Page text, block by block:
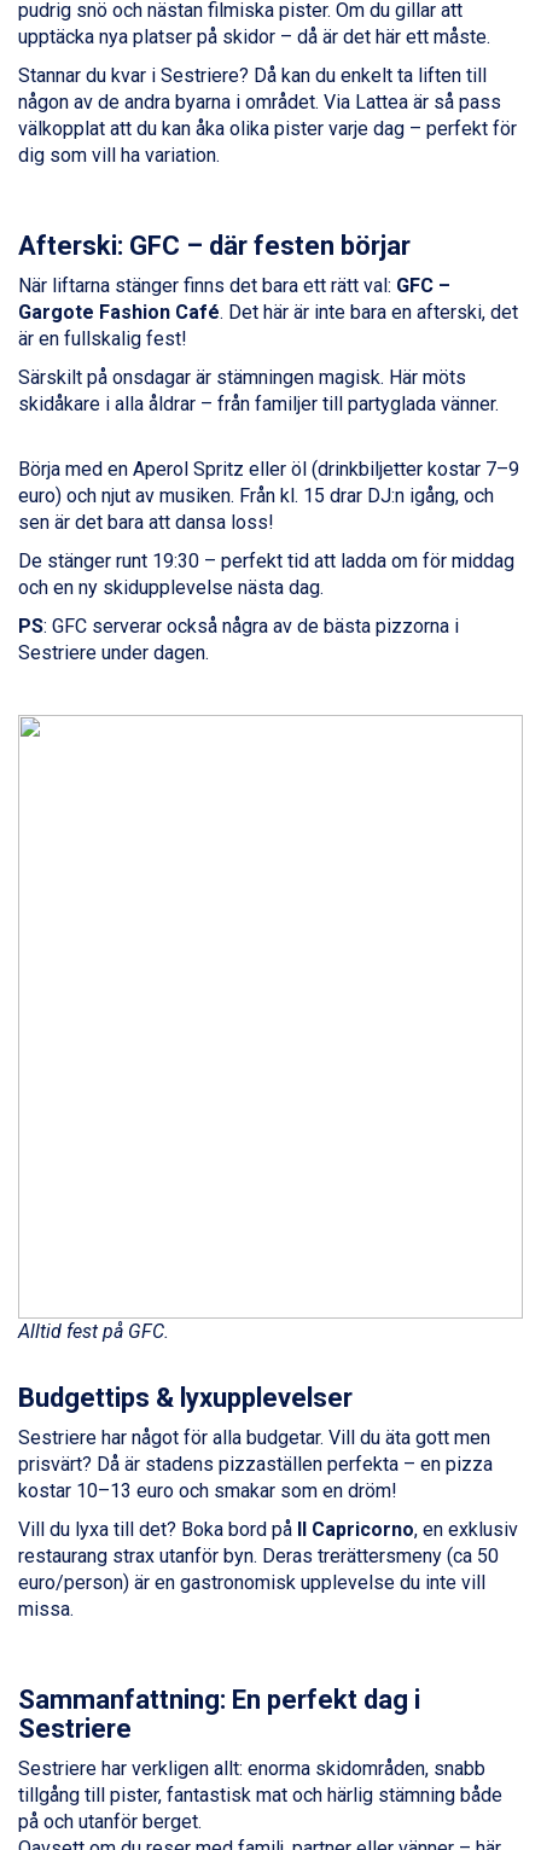
Champoluc från 5.945 kr.
Sestriere från 6.945 kr.
Wagrain från 7.095 kr.
Fieberbrunn från 9.645 kr.
Ischgl från 11.295 kr.
Val Thorens från 8.395 kr.
Canazei från 7.195 kr.
Ponte di Legno från 7.395 kr.
Sauze dOulx från 6.145 kr.
Alleghe från 8.545 kr.
Bad Gastein från 6.295 kr.
Arabba från 11.045 kr.
Bad Hofgastein från 8.595 kr.
Passo Tonale från 5.895 kr.
Saalbach från 9.445 kr.
Sölden från 12.995 kr.
Champoluc från 5.945 kr.
Sestriere från 6.945 kr.
Wagrain från 7.095 kr.
Fieberbrunn från 9.645 kr.
Val Thorens från 8.395 kr.
Zell am See från 6.295 kr.
Livigno från 5.595 kr.
Ponte di Legno från 7.395 kr.
Sauze dOulx från 6.145 kr.
Alleghe från 8.545 kr.
Bad Gastein från 6.295 kr.
Arabba från 11.045 kr.
La Thuile från 7.045 kr.
Cervinia från 8.245 kr.
Bad Hofgastein från 8.595 kr.
Passo Tonale från 5.895 kr.
Champoluc från 5.945 kr.
Sestriere från 6.945 kr.
Wagrain från 7.095 kr.
Fieberbrunn från 9.645 kr.
Ischgl från 11.295 kr.
Val Thorens från 8.395 kr.
pudrig snö och nästan filmiska pister. Om du gillar att
upptäcka nya platser på skidor – då är det här ett måste.
Stannar du kvar i Sestriere? Då kan du enkelt ta liften till
någon av de andra byarna i området. Via Lattea är så pass
välkopplat att du kan åka olika pister varje dag – perfekt för
dig som vill ha variation.
Afterski: GFC – där festen börjar
När liftarna stänger finns det bara ett rätt val: GFC –
Gargote Fashion Café. Det här är inte bara en afterski, det
är en fullskalig fest!
Särskilt på onsdagar är stämningen magisk. Här möts
skidåkare i alla åldrar – från familjer till partyglada vänner.
Börja med en Aperol Spritz eller öl (drinkbiljetter kostar 7–9
euro) och njut av musiken. Från kl. 15 drar DJ:n igång, och
sen är det bara att dansa loss!
De stänger runt 19:30 – perfekt tid att ladda om för middag
och en ny skidupplevelse nästa dag.
PS: GFC serverar också några av de bästa pizzorna i
Sestriere under dagen.
Alltid fest på GFC.
Budgettips & lyxupplevelser
Sestriere har något för alla budgetar. Vill du äta gott men
prisvärt? Då är stadens pizzaställen perfekta – en pizza
kostar 10–13 euro och smakar som en dröm!
Vill du lyxa till det? Boka bord på Il Capricorno, en exklusiv
restaurang strax utanför byn. Deras trerättersmeny (ca 50
euro/person) är en gastronomisk upplevelse du inte vill
missa.
Sammanfattning: En perfekt dag i
Sestriere
Sestriere har verkligen allt: enorma skidområden, snabb
tillgång till pister, fantastisk mat och härlig stämning både
på och utanför berget.